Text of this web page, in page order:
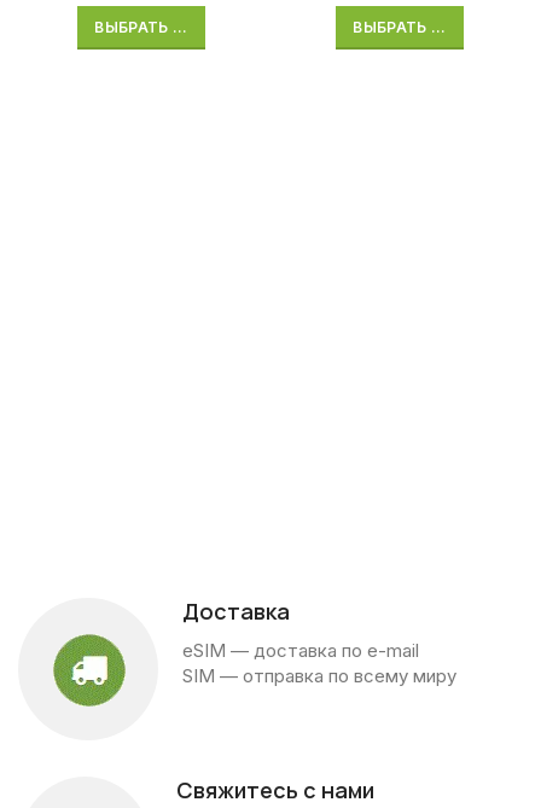
ВЫБРАТЬ ... ВЫБРАТЬ ...
Доставка
eSIM — доставка по e-mail
SIM — отправка по всему миру
Свяжитесь с нами